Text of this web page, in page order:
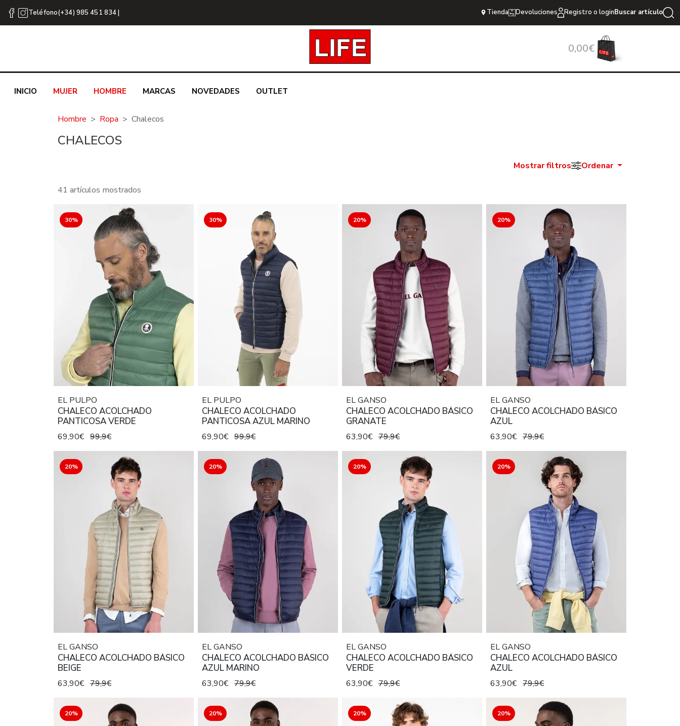
Teléfono(+34) 985 451 834 | Tienda Devoluciones Registro o loginBuscar artículo
0,00€
INICIO MUJER HOMBRE MARCAS NOVEDADES OUTLET
Hombre Ropa Chalecos
CHALECOS
Mostrar filtros Ordenar
41 artículos mostrados
30%
EL PULPO
CHALECO ACOLCHADO
PANTICOSA VERDE
69,90€ 99,9€
30%
EL PULPO
CHALECO ACOLCHADO
PANTICOSA AZUL MARINO
69,90€ 99,9€
20%
EL GANSO
CHALECO ACOLCHADO BÁSICO
GRANATE
63,90€ 79,9€
20%
EL GANSO
CHALECO ACOLCHADO BÁSICO
AZUL
63,90€ 79,9€
20%
EL GANSO
CHALECO ACOLCHADO BÁSICO
BEIGE
63,90€ 79,9€
20%
EL GANSO
CHALECO ACOLCHADO BÁSICO
AZUL MARINO
63,90€ 79,9€
20%
EL GANSO
CHALECO ACOLCHADO BÁSICO
VERDE
63,90€ 79,9€
20%
EL GANSO
CHALECO ACOLCHADO BÁSICO
AZUL
63,90€ 79,9€
20% 20% 20% 20%